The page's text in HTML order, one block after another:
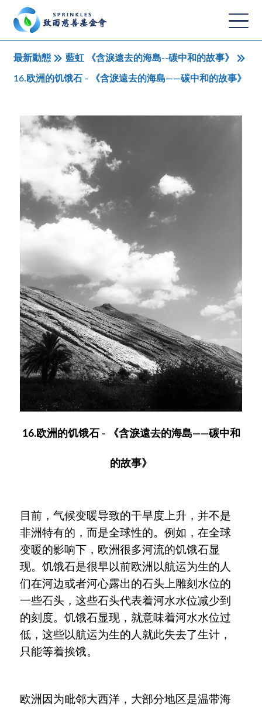
最新動態 藍虹 《含淚遠去的海島--碳中和的故事》
16.欧洲的饥饿石 - 《含淚遠去的海島——碳中和的故事》
16.欧洲的饥饿石 - 《含淚遠去的海島——碳中和
的故事》
目前，气候变暖导致的干旱度上升，并不是
非洲特有的，而是全球性的。例如，在全球
变暖的影响下，欧洲很多河流的饥饿石显
现。饥饿石是很早以前欧洲以航运为生的人
们在河边或者河心露出的石头上雕刻水位的
一些石头，这些石头代表着河水水位减少到
的刻度。饥饿石显现，就意味着河水水位过
低，这些以航运为生的人就此失去了生计，
只能等着挨饿。
欧洲因为毗邻大西洋，大部分地区是温带海